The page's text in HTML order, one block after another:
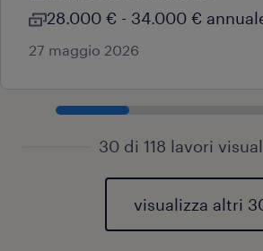
28.000 € - 34.000 €
27 maggio 2026
30 di 118 lavori
visualizza altri